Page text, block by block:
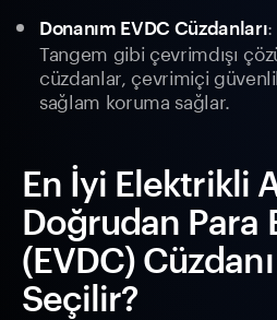
Donanım EVDC Cüzdanları:
Tangem gibi çevrimdışı
cüzdanlar, çevrimiçi
sağlam koruma sağlar.
En İyi Elektrikli
Doğrudan Para
(EVDC)
Seçilir?